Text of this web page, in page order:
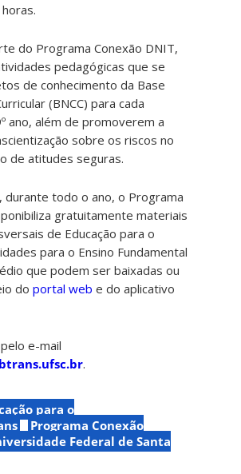
do Programa Conexão DNIT,
pedagógicas que se
de conhecimento da Base
(BNCC) para cada
ano, além de promoverem a
sobre os riscos no
de atitudes seguras.
durante todo o ano, o Programa
gratuitamente materiais
de Educação para o
para o Ensino Fundamental
que podem ser baixadas ou
doportal web e do aplicativo
e-mail
.
para o
Programa Conexão
Federal de Santa